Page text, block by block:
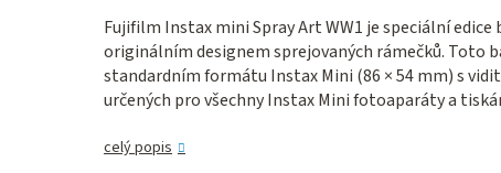
je
0,0
z 5
hvězdiček.
Fujifilm Instax mini Spray Art WW1 je speciální
originálním designem sprejovaných rámečků. Toto
standardním formátu Instax Mini (86 × 54 mm) s
určených pro všechny Instax Mini fotoaparáty a
celý popis